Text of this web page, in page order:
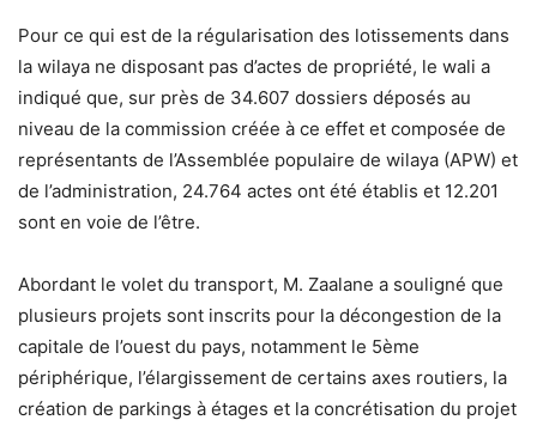
Pour ce qui est de la régularisation des lotissements dans
la wilaya ne disposant pas d’actes de propriété, le wali a
indiqué que, sur près de 34.607 dossiers déposés au
niveau de la commission créée à ce effet et composée de
représentants de l’Assemblée populaire de wilaya (APW) et
de l’administration, 24.764 actes ont été établis et 12.201
sont en voie de l’être.
Abordant le volet du transport, M. Zaalane a souligné que
plusieurs projets sont inscrits pour la décongestion de la
capitale de l’ouest du pays, notamment le 5ème
périphérique, l’élargissement de certains axes routiers, la
création de parkings à étages et la concrétisation du projet